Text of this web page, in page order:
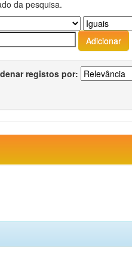
da pesquisa.
registos por: